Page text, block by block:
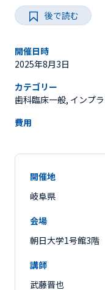
後で読む
開催日時
2025年8月3日
カテゴリー
歯科臨床一般, インプ
費用
開催地
岐阜県
会場
朝日大学1号館3
講師
武藤晋也